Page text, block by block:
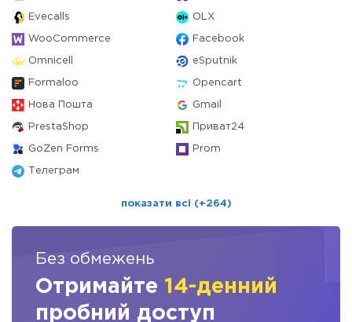
Evecalls OLX
WooCommerce Facebook
Omnicell eSputnik
Formaloo Opencart
Нова Пошта Gmail
PrestaShop Приват24
GoZen Forms Prom
Телеграм
показати всі (+264)
Без обмежень
Отримайте 14-денний
пробний доступ